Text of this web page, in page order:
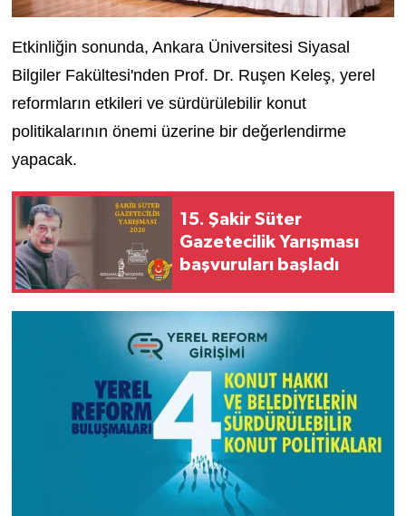
Etkinliğin sonunda, Ankara Üniversitesi Siyasal
Bilgiler Fakültesi'nden Prof. Dr. Ruşen Keleş, yerel
reformların etkileri ve sürdürülebilir konut
politikalarının önemi üzerine bir değerlendirme
yapacak.
15. Şakir Süter
Gazetecilik Yarışması
başvuruları başladı